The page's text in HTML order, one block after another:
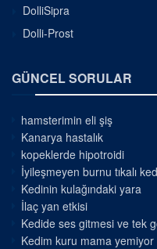
DolliSipra
Dolli-Prost
GÜNCEL SORULAR
hamsterimin eli şiş
Kanarya hastalık
kopeklerde hipotroidi
İyileşmeyen burnu tıkalı
Kedinin kulağındaki yara
İlaç yan etkisi
Kedide ses gitmesi ve tek
Kedim kuru mama yemiyor